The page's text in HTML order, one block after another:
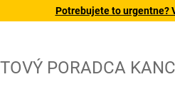
Potrebujete to urgentne?
PORADCA